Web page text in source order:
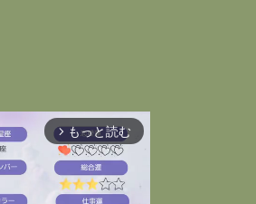
arrow_forward_ios もっと読む